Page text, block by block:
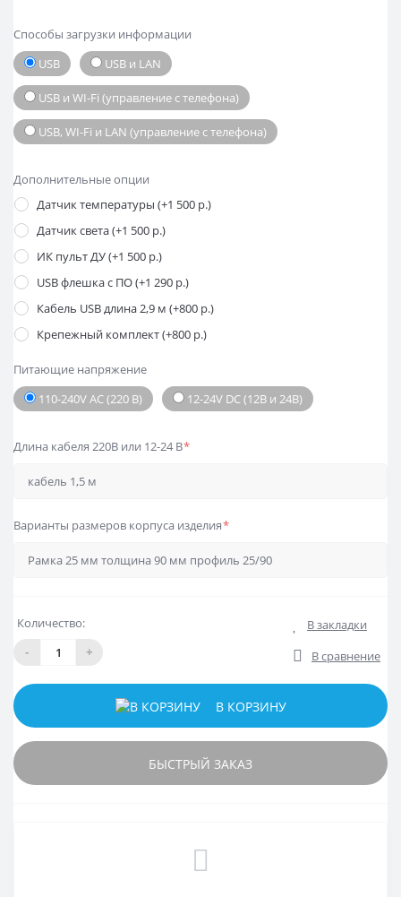
Способы загрузки информации
USB
USB и LAN
USB и WI-Fi (управление с телефона)
USB, WI-Fi и LAN (управление с телефона)
Дополнительные опции
Датчик температуры (+1 500 р.)
Датчик света (+1 500 р.)
ИК пульт ДУ (+1 500 р.)
USB флешка с ПО (+1 290 р.)
Кабель USB длина 2,9 м (+800 р.)
Крепежный комплект (+800 р.)
Питающие напряжение
110-240V AC (220 В)
12-24V DC (12В и 24В)
Длина кабеля 220В или 12-24 В*
Варианты размеров корпуса изделия*
Количество:
- +
В закладки
В сравнение
В КОРЗИНУ
БЫСТРЫЙ ЗАКАЗ